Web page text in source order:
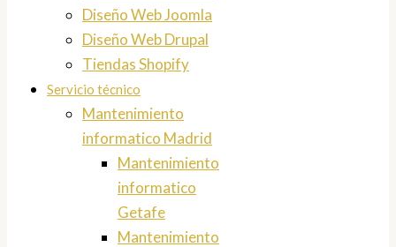
Diseño Web Joomla
Diseño Web Drupal
Tiendas Shopify
Servicio técnico
Mantenimiento
informatico Madrid
Mantenimiento
informatico
Getafe
Mantenimiento